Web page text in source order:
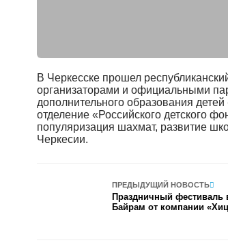
В Черкесске прошел
организаторами и официальными
дополнительного образования
отделение «Российского детского
популяризация шахмат, развитие
Черкесии.
ПРЕДЫДУЩИЙ НОВОСТЬ
Праздничный фестиваль
Байрам от компании